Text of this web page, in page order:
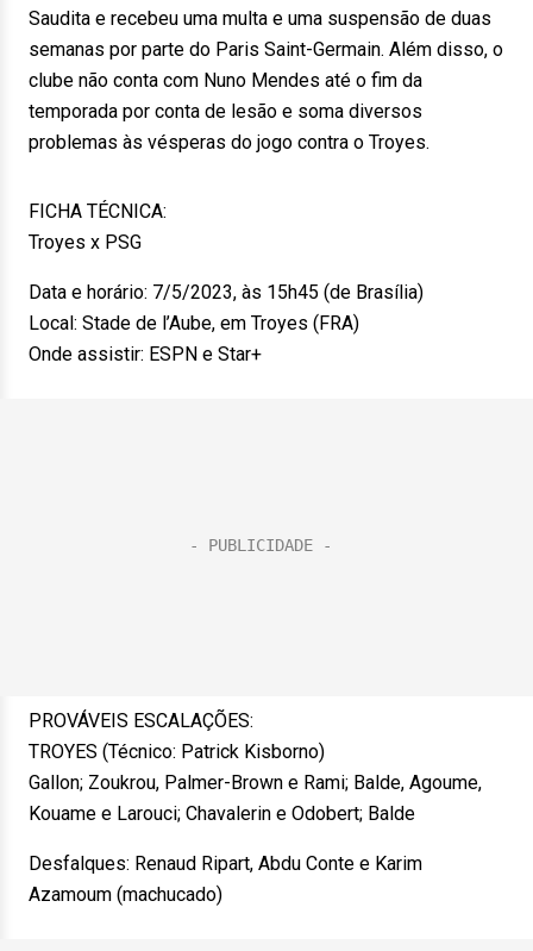
Saudita e recebeu uma multa e uma suspensão de duas
semanas por parte do Paris Saint-Germain. Além disso, o
clube não conta com Nuno Mendes até o fim da
temporada por conta de lesão e soma diversos
problemas às vésperas do jogo contra o Troyes.
FICHA TÉCNICA:
Troyes x PSG
Data e horário: 7/5/2023, às 15h45 (de Brasília)
Local: Stade de l’Aube, em Troyes (FRA)
Onde assistir: ESPN e Star+
PROVÁVEIS ESCALAÇÕES:
TROYES (Técnico: Patrick Kisborno)
Gallon; Zoukrou, Palmer-Brown e Rami; Balde, Agoume,
Kouame e Larouci; Chavalerin e Odobert; Balde
Desfalques: Renaud Ripart, Abdu Conte e Karim
Azamoum (machucado)